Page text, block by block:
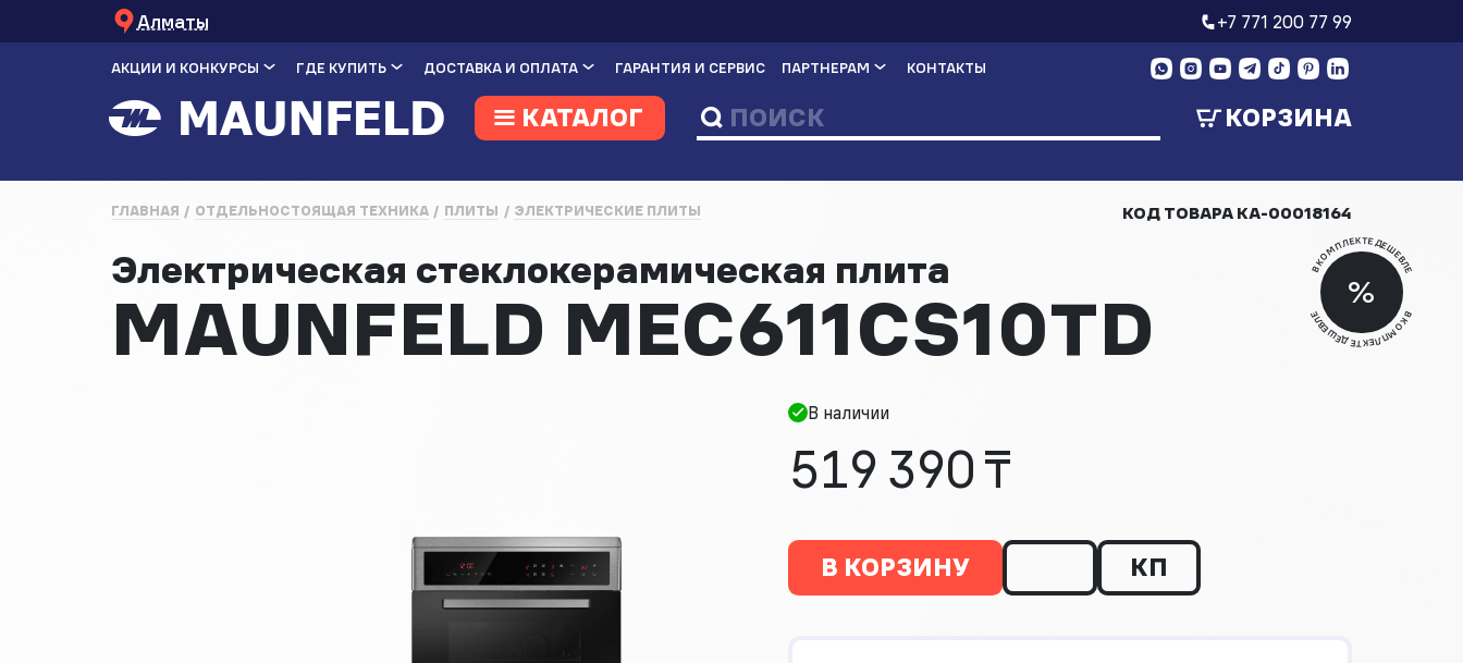
Алматы +7 771 200 77 99
АКЦИИ И КОНКУРСЫ ГДЕ КУПИТЬ ДОСТАВКА И ОПЛАТА ГАРАНТИЯ И СЕРВИС ПАРТНЕРАМ КОНТАКТЫ
КАТАЛОГ КОРЗИНА
%
В КОМПЛЕКТЕ ДЕШЕВЛЕ
В КОМПЛЕКТЕ ДЕШЕВЛЕ
ГЛАВНАЯ ОТДЕЛЬНОСТОЯЩАЯ ТЕХНИКА ПЛИТЫ ЭЛЕКТРИЧЕСКИЕ ПЛИТЫ КОД ТОВАРА КА-00018164
Электрическая стеклокерамическая плита
MAUNFELD MEC611CS10TD
В наличии
519 390 ₸
В КОРЗИНУ КП